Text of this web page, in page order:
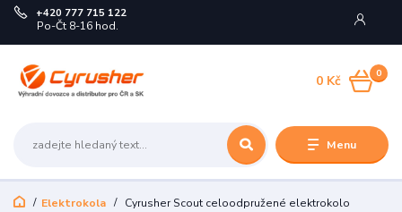
Menu
+420 777 715 122
Po-Čt 8-16 hod.
0
0 Kč
Elektrokola
Cyrusher Scout celoodpružené elektrokolo